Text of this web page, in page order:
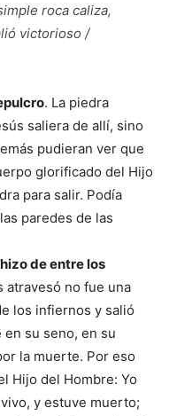
roca caliza,
victorioso /
. La piedra
saliera de allí, sino
pudieran ver que
glorificado del Hijo
para salir. Podía
paredes de las
de entre los
atravesó no fue una
los infiernos y salió
su seno, en su
la muerte. Por eso
Hijo del Hombre: Yo
y estuve muerto;